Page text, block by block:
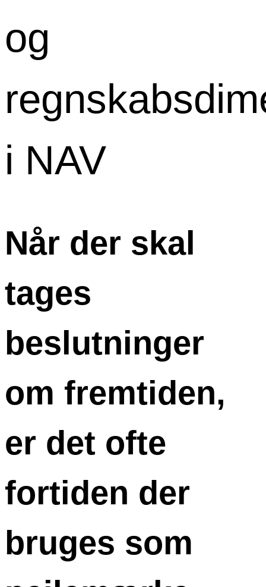
og
i NAV
Når der skal
tages
beslutninger
om fremtiden,
er det ofte
fortiden der
bruges som